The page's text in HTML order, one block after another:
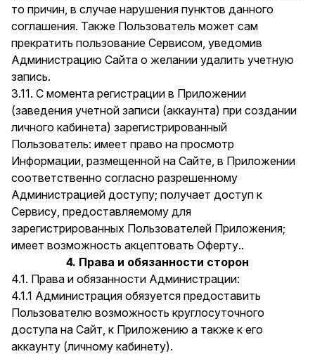
то причин, в случае нарушения пунктов данного
соглашения. Также Пользователь может сам
прекратить пользование Сервисом, уведомив
Администрацию Сайта о желании удалить учетную
запись.
3.11. С момента регистрации в Приложении
(заведения учетной записи (аккаунта) при создании
личного кабинета) зарегистрированный
Пользователь: имеет право на просмотр
Информации, размещенной на Сайте, в Приложении
соответственно согласно разрешенному
Администрацией доступу; получает доступ к
Сервису, предоставляемому для
зарегистрированных Пользователей Приложения;
имеет возможность акцептовать Оферту..
4. Права и обязанности сторон
4.1. Права и обязанности Администрации:
4.1.1 Администрация обязуется предоставить
Пользователю возможность круглосуточного
доступа на Сайт, к Приложению а также к его
аккаунту (личному кабинету).